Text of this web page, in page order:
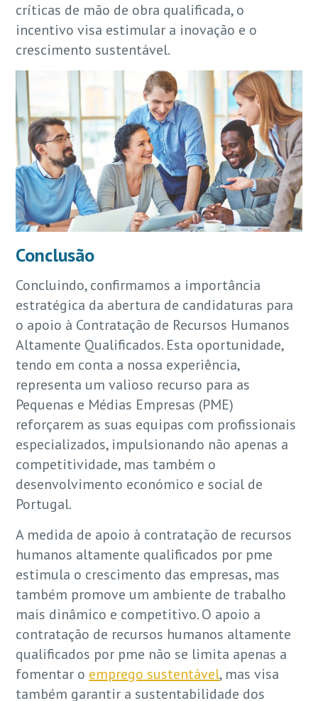
críticas de mão de obra qualificada, o
incentivo visa estimular a inovação e o
crescimento sustentável.
Conclusão
Concluindo, confirmamos a importância
estratégica da abertura de candidaturas para
o apoio à Contratação de Recursos Humanos
Altamente Qualificados. Esta oportunidade,
tendo em conta a nossa experiência,
representa um valioso recurso para as
Pequenas e Médias Empresas (PME)
reforçarem as suas equipas com profissionais
especializados, impulsionando não apenas a
competitividade, mas também o
desenvolvimento económico e social de
Portugal.
A medida de apoio à contratação de recursos
humanos altamente qualificados por pme
estimula o crescimento das empresas, mas
também promove um ambiente de trabalho
mais dinâmico e competitivo. O apoio a
contratação de recursos humanos altamente
qualificados por pme não se limita apenas a
fomentar o emprego sustentável, mas visa
também garantir a sustentabilidade dos